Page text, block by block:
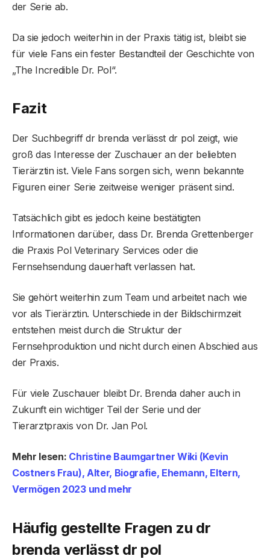
der Serie ab.
Da sie jedoch weiterhin in der Praxis tätig ist, bleibt sie
für viele Fans ein fester Bestandteil der Geschichte von
„The Incredible Dr. Pol“.
Fazit
Der Suchbegriff dr brenda verlässt dr pol zeigt, wie
groß das Interesse der Zuschauer an der beliebten
Tierärztin ist. Viele Fans sorgen sich, wenn bekannte
Figuren einer Serie zeitweise weniger präsent sind.
Tatsächlich gibt es jedoch keine bestätigten
Informationen darüber, dass Dr. Brenda Grettenberger
die Praxis Pol Veterinary Services oder die
Fernsehsendung dauerhaft verlassen hat.
Sie gehört weiterhin zum Team und arbeitet nach wie
vor als Tierärztin. Unterschiede in der Bildschirmzeit
entstehen meist durch die Struktur der
Fernsehproduktion und nicht durch einen Abschied aus
der Praxis.
Für viele Zuschauer bleibt Dr. Brenda daher auch in
Zukunft ein wichtiger Teil der Serie und der
Tierarztpraxis von Dr. Jan Pol.
Mehr lesen: Christine Baumgartner Wiki (Kevin
Costners Frau), Alter, Biografie, Ehemann, Eltern,
Vermögen 2023 und mehr
Häufig gestellte Fragen zu dr
brenda verlässt dr pol